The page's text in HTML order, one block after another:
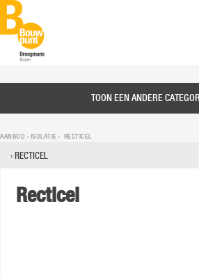
TOON EEN ANDERE
AANBOD › ISOLATIE › RECTICEL
RECTICEL
Recticel